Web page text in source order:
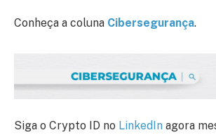
Conheça a coluna Cibersegurança.
Siga o Crypto ID no LinkedIn agora